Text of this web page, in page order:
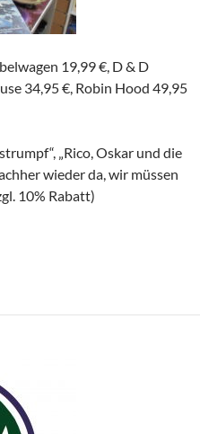
19,99 €, D & D
34,95 €, Robin Hood 49,95
„Rico, Oskar und die
wieder da, wir müssen
10% Rabatt)